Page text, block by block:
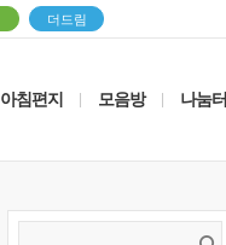
더드림
침편지 모음방 나눔터